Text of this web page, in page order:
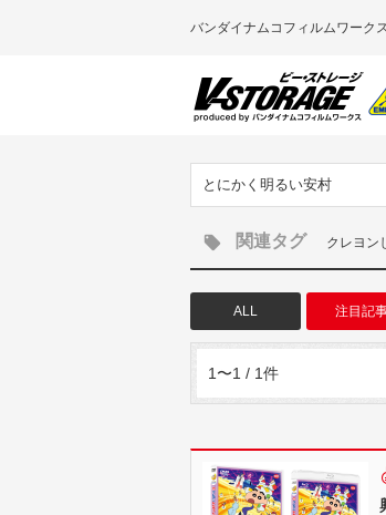
バンダイナムコフィルムワーク
とにかく明るい安村
関連タグ クレヨン
ALL 注目記
1〜1 / 1件